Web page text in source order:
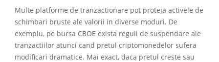
Multe platforme de tranzactionare pot proteja activele de
schimbari bruste ale valorii in diverse moduri. De
exemplu, pe bursa CBOE exista reguli de suspendare ale
tranzactiilor atunci cand pretul criptomonedelor sufera
modificari dramatice. Mai exact, daca pretul creste sau